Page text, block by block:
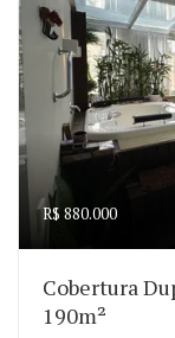
R$ 880.000
Cobertura
190m²